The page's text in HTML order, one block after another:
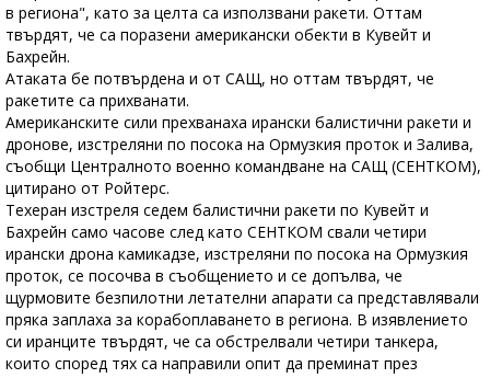
в региона", като за целта са използвани ракети. Оттам
твърдят, че са поразени американски обекти в Кувейт и
Бахрейн.
Атаката бе потвърдена и от САЩ, но оттам твърдят, че
ракетите са прихванати.
Американските сили прехванаха ирански балистични ракети и
дронове, изстреляни по посока на Ормузкия проток и Залива,
съобщи Централното военно командване на САЩ (СЕНТКОМ),
цитирано от Ройтерс.
Техеран изстреля седем балистични ракети по Кувейт и
Бахрейн само часове след като СЕНТКОМ свали четири
ирански дрона камикадзе, изстреляни по посока на Ормузкия
проток, се посочва в съобщението и се допълва, че
щурмовите безпилотни летателни апарати са представлявали
пряка заплаха за корабоплаването в региона. В изявлението
си иранците твърдят, че са обстрелвали четири танкера,
които според тях са направили опит да преминат през